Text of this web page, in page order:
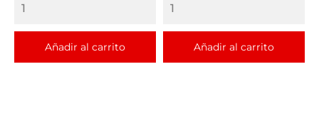
Añadir al carrito Añadir al carrito